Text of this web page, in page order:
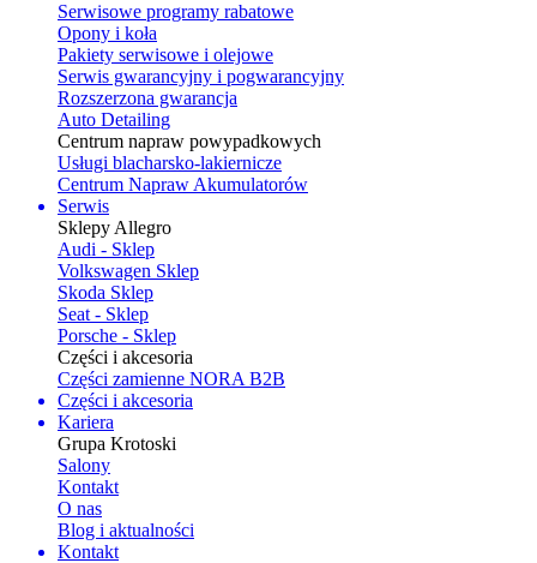
Serwisowe programy rabatowe
Opony i koła
Pakiety serwisowe i olejowe
Serwis gwarancyjny i pogwarancyjny
Rozszerzona gwarancja
Auto Detailing
Centrum napraw powypadkowych
Usługi blacharsko-lakiernicze
Centrum Napraw Akumulatorów
Serwis
Sklepy Allegro
Audi - Sklep
Volkswagen Sklep
Skoda Sklep
Seat - Sklep
Porsche - Sklep
Części i akcesoria
Części zamienne NORA B2B
Części i akcesoria
Kariera
Grupa Krotoski
Salony
Kontakt
O nas
Blog i aktualności
Kontakt